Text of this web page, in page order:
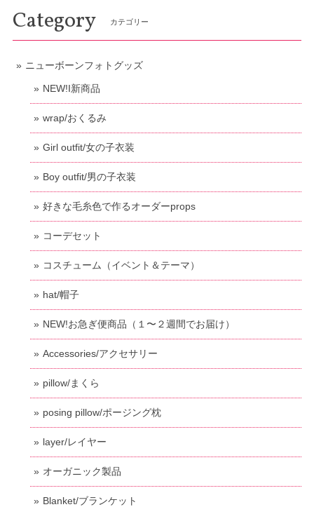
Category カテゴリー
ニューボーンフォトグッズ
NEW!I新商品
wrap/おくるみ
Girl outfit/女の子衣装
Boy outfit/男の子衣装
好きな毛糸色で作るオーダーprops
コーデセット
コスチューム（イベント＆テーマ）
hat/帽子
NEW!お急ぎ便商品（１〜２週間でお届け）
Accessories/アクセサリー
pillow/まくら
posing pillow/ポージング枕
layer/レイヤー
オーガニック製品
Blanket/ブランケット